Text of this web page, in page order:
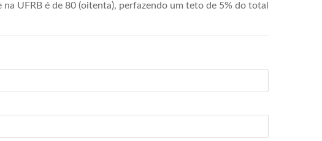
UFRB é de 80 (oitenta), perfazendo um teto de 5% do total